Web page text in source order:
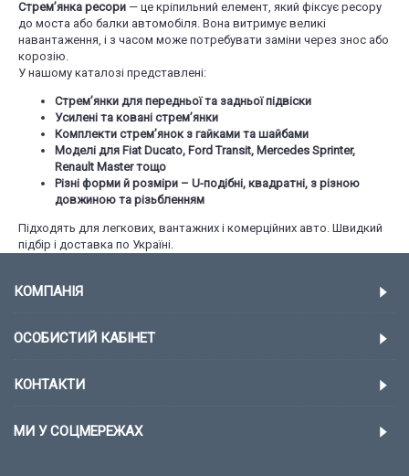
Стрем’янка ресори — це кріпильний елемент, який фіксує ресору
до моста або балки автомобіля. Вона витримує великі
навантаження, і з часом може потребувати заміни через знос або
корозію.
У нашому каталозі представлені:
Стрем’янки для передньої та задньої підвіски
Усилені та ковані стрем’янки
Комплекти стрем’янок з гайками та шайбами
Моделі для Fiat Ducato, Ford Transit, Mercedes Sprinter,
Renault Master тощо
Різні форми й розміри – U-подібні, квадратні, з різною
довжиною та різьбленням
Підходять для легкових, вантажних і комерційних авто. Швидкий
підбір і доставка по Україні.
КОМПАНІЯ
ОСОБИСТИЙ КАБІНЕТ
КОНТАКТИ
МИ У СОЦМЕРЕЖАХ